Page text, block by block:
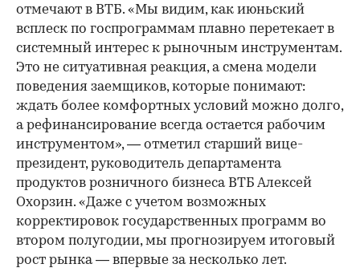
отмечают в ВТБ. «Мы видим, как июньский
всплеск по госпрограммам плавно перетекает в
системный интерес к рыночным инструментам.
Это не ситуативная реакция, а смена модели
поведения заемщиков, которые понимают:
ждать более комфортных условий можно долго,
а рефинансирование всегда остается рабочим
инструментом», — отметил старший вице-
президент, руководитель департамента
продуктов розничного бизнеса ВТБ Алексей
Охорзин. «Даже с учетом возможных
корректировок государственных программ во
втором полугодии, мы прогнозируем итоговый
рост рынка — впервые за несколько лет.